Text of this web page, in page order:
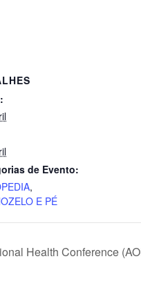
de Evento:
,
E PÉ
Health Conference